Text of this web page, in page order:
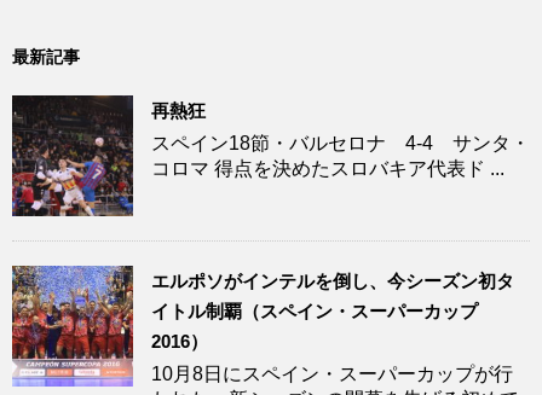
最新記事
再熱狂
スペイン18節・バルセロナ 4-4 サンタ・
コロマ 得点を決めたスロバキア代表ド ...
エルポソがインテルを倒し、今シーズン初タ
イトル制覇（スペイン・スーパーカップ
2016）
10月8日にスペイン・スーパーカップが行